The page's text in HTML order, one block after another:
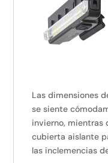
Las dimensiones
se siente
invierno, mientras
cubierta aislante
las inclemencias